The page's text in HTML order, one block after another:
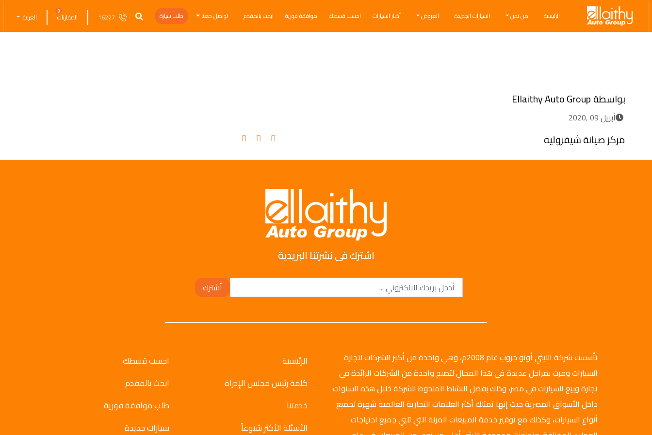
Ellaithy Auto Group
Breadcrumb navigation
الرئيسية من نحن السيارات الجديدة العروض أخبار السيارات احسب قسطك موافقة فورية ابحث بالمقدم تواصل معنا طلب سيارة 16227 المقارنات
0
العربية
بواسطةEllaithy Auto Group
أبريل 09 ,2020
مركز صيانة شيفروليه
اشترك فى نشرتنا البريدية
أشترك
تأسست شركة الليثي أوتو جروب عام 2008م، وهي واحدة من أكبر الشركات لتجارة
السيارات ومرت بمراحل عديدة في هذا المجال لتصبح واحدة من الشركات الرائدة في
تجارة وبيع السيارات في مصر، وذلك بفضل النشاط الملحوظ للشركة خلال هذه السنوات
داخل الأسواق المصرية حيث إنها تمتلك أكثر العلامات التجارية العالمية شهرة لجميع
أنواع السيارات، وكذلك مع توفير خدمة المبيعات المرنة التي تلبي جميع احتياجات
الرئيسية
كلمة رئيس مجلس الإدراة
خدمتنا
الأسئلة الأكثر شيوعاً
احسب قسطك
ابحث بالمقدم
طلب موافقة فورية
سيارات جديدة